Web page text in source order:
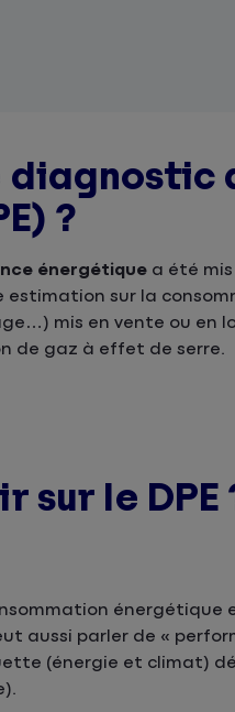
diagnostic
?
énergétique a été
estimation sur la
mis en vente ou en
de gaz à effet de serre.
sur le DPE
énergétique
aussi parler de «
(énergie et climat)